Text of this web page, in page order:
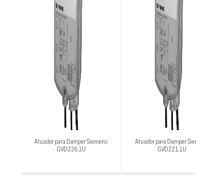
Atuador para Damper Siemens
GVD226.1U
Atuador para Damper Siemens
GVD221.1U